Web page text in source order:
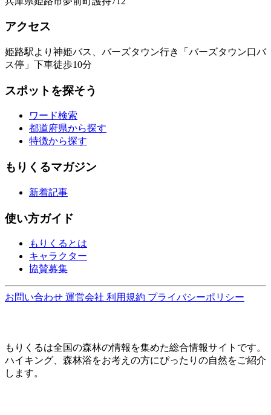
アクセス
姫路駅より神姫バス、バーズタウン行き「バーズタウン口バ
ス停」下車徒歩10分
スポットを探そう
ワード検索
都道府県から探す
特徴から探す
もりくるマガジン
新着記事
使い方ガイド
もりくるとは
キャラクター
協賛募集
お問い合わせ 運営会社 利用規約 プライバシーポリシー
もりくるは全国の森林の情報を集めた総合情報サイトです。
ハイキング、森林浴をお考えの方にぴったりの自然をご紹介
します。